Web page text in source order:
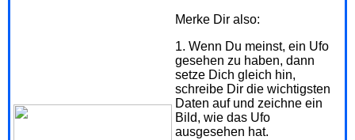
Merke Dir also:
1. Wenn Du meinst, ein Ufo
gesehen zu haben, dann
setze Dich gleich hin,
schreibe Dir die wichtigsten
Daten auf und zeichne ein
Bild, wie das Ufo
ausgesehen hat.